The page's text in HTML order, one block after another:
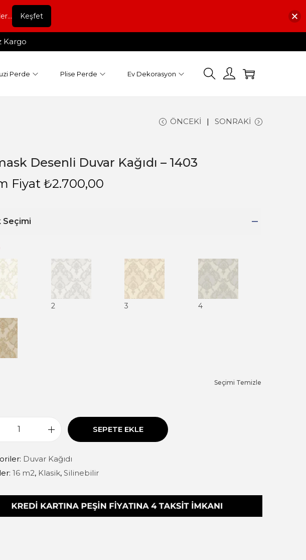
Kargo
Perde Plise Perde Ev Dekorasyon
ÖNCEKI SONRAKI
Desenli Duvar Kağıdı – 1403
Fiyat ₺2.700,00
Seçimi
2 3 4
Seçimi Temizle
SEPETE EKLE
Duvar Kağıdı
16 m2, Klasik, Silinebilir
Keşfet